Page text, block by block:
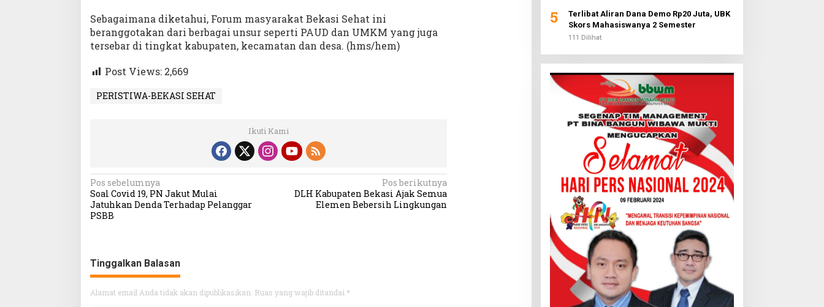
Sebagaimana diketahui, Forum masyarakat Bekasi Sehat ini
beranggotakan dari berbagai unsur seperti PAUD dan UMKM yang juga
tersebar di tingkat kabupaten, kecamatan dan desa. (hms/hem)
Post Views: 2,669
PERISTIWA-BEKASI SEHAT
Ikuti Kami
Navigasi
pos
Pos sebelumnya
Soal Covid 19, PN Jakut Mulai
Jatuhkan Denda Terhadap Pelanggar
PSBB
Pos berikutnya
DLH Kabupaten Bekasi Ajak Semua
Elemen Bebersih Lingkungan
Tinggalkan Balasan
Alamat email Anda tidak akan dipublikasikan. Ruas yang wajib ditandai *
5
Terlibat Aliran Dana Demo Rp20 Juta, UBK
Skors Mahasiswanya 2 Semester
111 Dilihat